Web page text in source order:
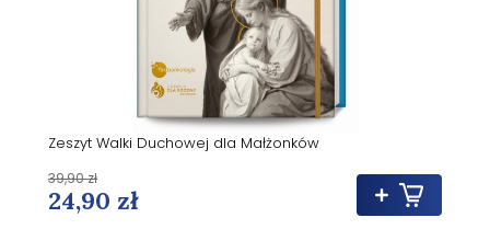
Zeszyt Walki Duchowej dla Małżonków
24,90 zł
39,90 zł